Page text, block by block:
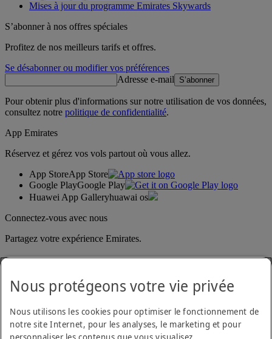
Mises à jour du programme Emirates Skywards
S’abonner à nos offres spéciales
Profitez de nos meilleurs tarifs et offres.
Se désabonner ou modifier vos préférences
Adresse e-mail
S’abonner
Pour obtenir plus d'informations sur notre utilisation de vos données,
consultez notre politique de confidentialité.
App Emirates
Réservez et gérez vos vols partout où vous allez.
App StoreApp Store
Google PlayGoogle Play
Huawei App Galleryhuawai os
Connectez-vous avec nous
Partagez votre expérience Emirates.
Nous protégeons votre vie privée
Nous utilisons les cookies pour optimiser le fonctionnement de
notre site Internet, pour les analyses, le marketing et pour